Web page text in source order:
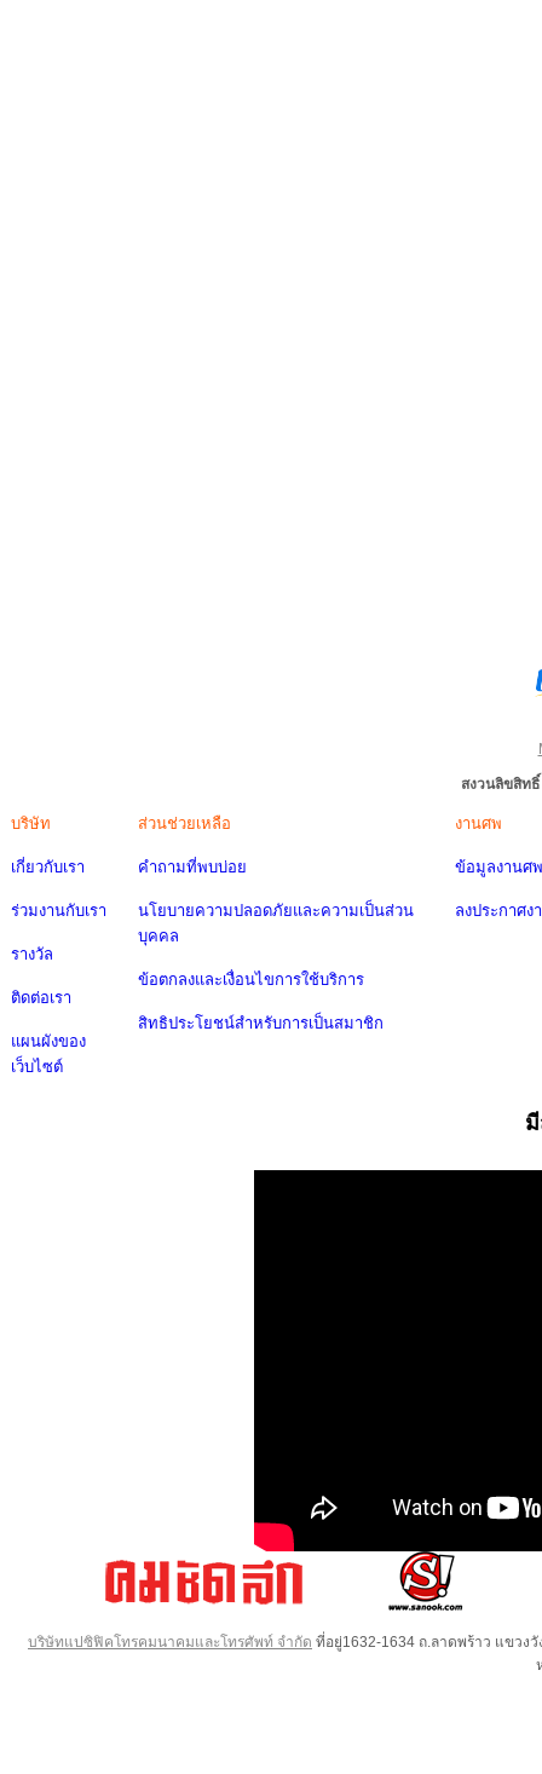
สงวนลิขสิท
บริษัท
เกี่ยวกับเรา
ร่วมงานกับเรา
รางวัล
ติดต่อเรา
แผนผังของ
เว็บไซต์
ส่วนช่วยเหลือ
คำถามที่พบบ่อย
นโยบายความปลอดภัยและความเป็นส่วน
บุคคล
ข้อตกลงและเงื่อนไขการใช้บริการ
สิทธิประโยชน์สำหรับการเป็นสมาชิก
งานศพ
ข้อมูลงานศพ
ลงประกาศง
บริษัทแปซิฟิคโทรคมนาคมและโทรศัพท์ จำกัด ที่อยู่1632-1634 ถ.ลาดพร้าว แขวง